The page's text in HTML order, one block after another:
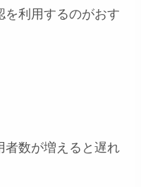
を利用するのがおす
者数が増えると遅れ